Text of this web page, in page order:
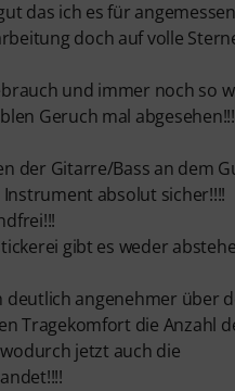
das ich es für angemessen
doch auf volle
und immer noch so
Geruch mal abgesehen!!!
der Gitarre/Bass an dem
absolut sicher!!!!
gibt es weder
deutlich angenehmer über
Tragekomfort die Anzahl
jetzt auch die